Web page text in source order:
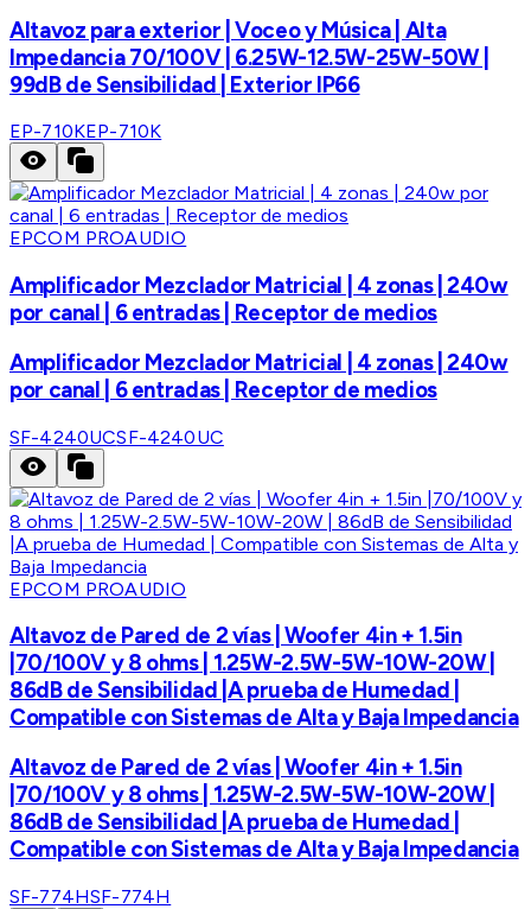
Altavoz para exterior | Voceo y Música | Alta
Impedancia 70/100V | 6.25W-12.5W-25W-50W |
99dB de Sensibilidad | Exterior IP66
EP-710KEP-710K
EPCOM PROAUDIO
Amplificador Mezclador Matricial | 4 zonas | 240w
por canal | 6 entradas | Receptor de medios
Amplificador Mezclador Matricial | 4 zonas | 240w
por canal | 6 entradas | Receptor de medios
SF-4240UCSF-4240UC
EPCOM PROAUDIO
Altavoz de Pared de 2 vías | Woofer 4in + 1.5in
|70/100V y 8 ohms | 1.25W-2.5W-5W-10W-20W |
86dB de Sensibilidad |A prueba de Humedad |
Compatible con Sistemas de Alta y Baja Impedancia
Altavoz de Pared de 2 vías | Woofer 4in + 1.5in
|70/100V y 8 ohms | 1.25W-2.5W-5W-10W-20W |
86dB de Sensibilidad |A prueba de Humedad |
Compatible con Sistemas de Alta y Baja Impedancia
SF-774HSF-774H